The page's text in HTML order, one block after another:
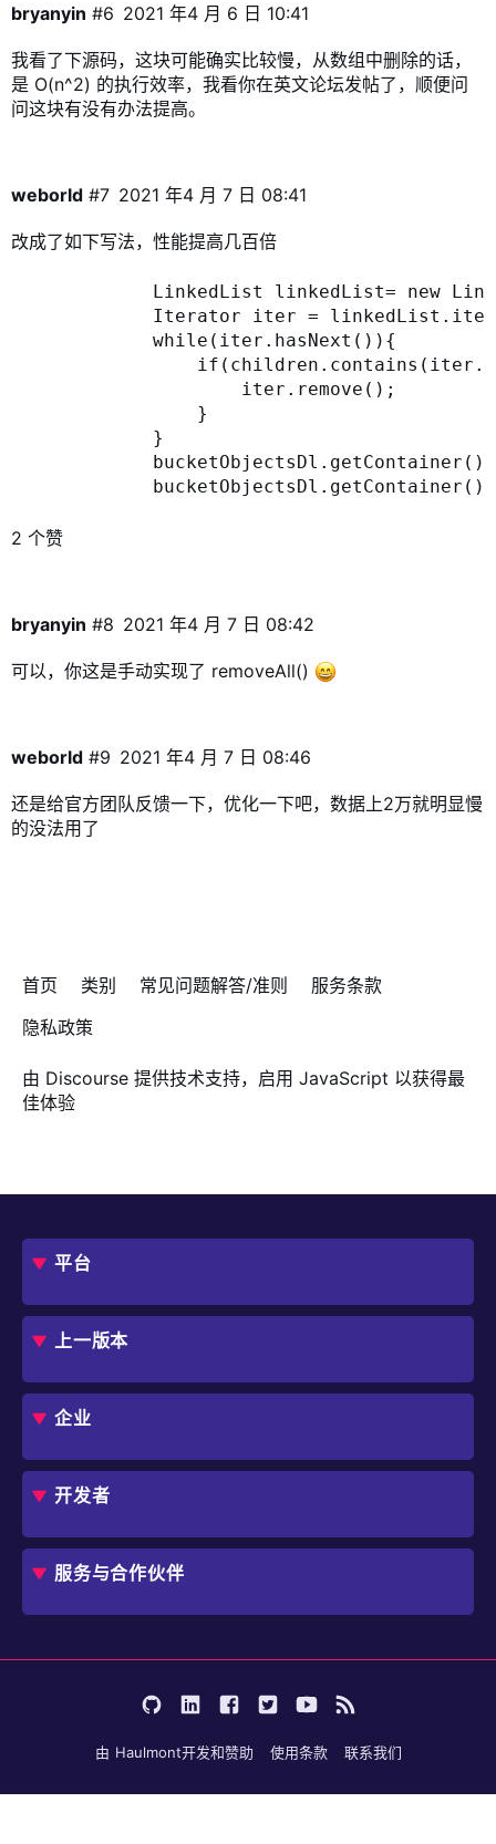
bryanyin 2021 年4 月 6 日 10:41
#6
我看了下源码，这块可能确实比较慢，从数组中删除的话，
是 O(n^2) 的执行效率，我看你在英文论坛发帖了，顺便问
问这块有没有办法提高。
weborld 2021 年4 月 7 日 08:41
#7
改成了如下写法，性能提高几百倍
LinkedList linkedList= new
Iterator iter =
            while(iter.hasNext()){
                    iter.remove();
                }
            }
2 个赞
bryanyin 2021 年4 月 7 日 08:42
#8
可以，你这是手动实现了 removeAll()
weborld 2021 年4 月 7 日 08:46
#9
还是给官方团队反馈一下，优化一下吧，数据上2万就明显慢
的没法用了
首页 类别 常见问题解答/准则
服务条款
隐私政策
由 Discourse 提供技术支持，启用 JavaScript 以获得最
佳体验
平台
概述
框架
Studio
扩展组件市场
DevOps 云
业务流程自动化
价格
评估指南
Jmix 适合我的项目吗？
上一版本
CUBA 平台
企业
角色
IT 负责人
独立软件开发商
企业架构师
用户案例
用例
应用程序现代化
避免 SaaS/低代码 供应商费用和限制
内部工作流自动化
开发者
概述
选择 Jmix
开始使用
学习
服务与合作伙伴
培训
咨询
由 Haulmont开发和赞助 使用条款 联系我们